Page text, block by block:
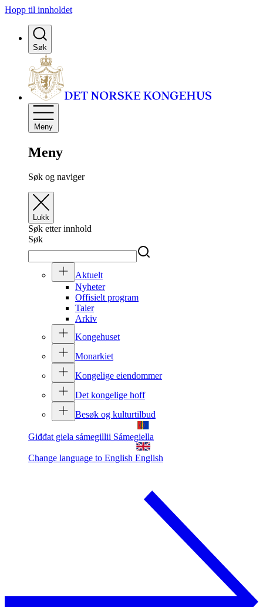
Hopp til innholdet
Søk
Meny
Meny
Søk og naviger
Lukk
Søk etter innhold
Søk
Aktuelt
Nyheter
Offisielt program
Taler
Arkiv
Kongehuset
Monarkiet
Kongelige eiendommer
Det kongelige hoff
Besøk og kulturtilbud
Giđđat giela sámegillii Sámegiella
Change language to English English